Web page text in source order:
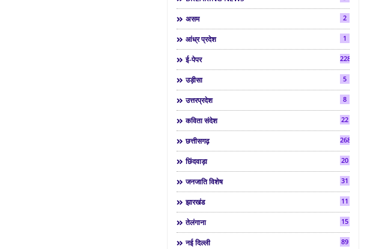
असम 2
आंध्र प्रदेश 1
ई-पेपर 2286
उड़ीसा 5
उत्तरप्रदेश 8
कविता संदेश 22
छत्तीसगढ़ 268
छिंदवाड़ा 20
जनजाति विशेष 31
झारखंड 11
तेलंगाना 15
नई दिल्ली 89